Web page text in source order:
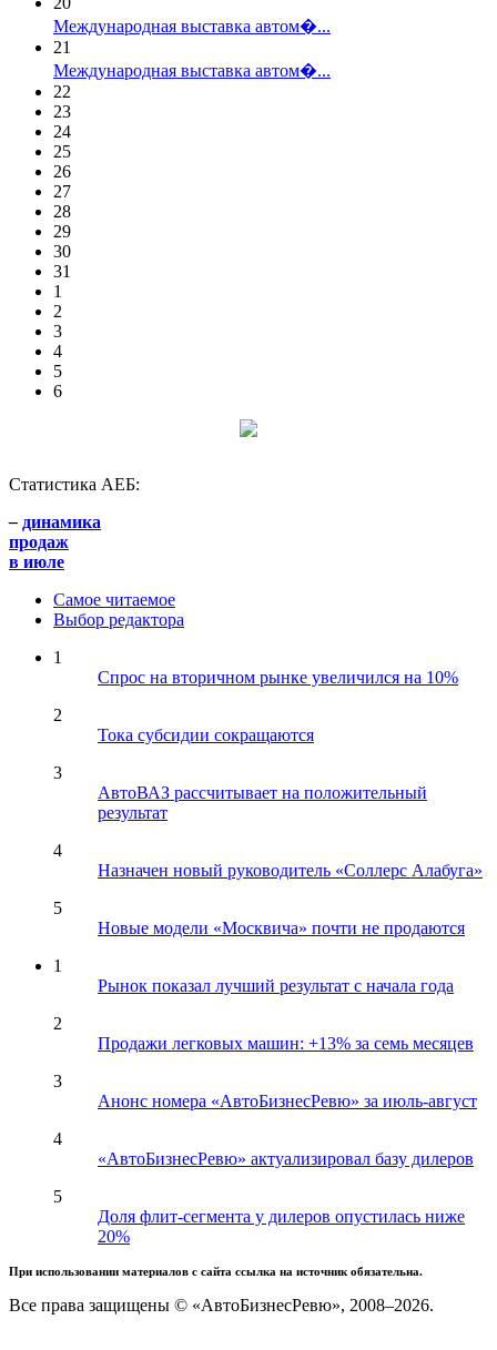
Международная выставка автом�...
21
Международная выставка автом�...
22
23
24
25
26
27
28
29
30
31
1
2
3
4
5
6
Статистика АЕБ:
– динамика
продаж
в июле
Самое читаемое
Выбор редактора
1
Спрос на вторичном рынке увеличился на 10%
2
Тока субсидии сокращаются
3
АвтоВАЗ рассчитывает на положительный
результат
4
Назначен новый руководитель «Соллерс Алабуга»
5
Новые модели «Москвича» почти не продаются
1
Рынок показал лучший результат с начала года
2
Продажи легковых машин: +13% за семь месяцев
3
Анонс номера «АвтоБизнесРевю» за июль-август
4
«АвтоБизнесРевю» актуализировал базу дилеров
5
Доля флит-сегмента у дилеров опустилась ниже
20%
При использовании материалов с сайта ссылка на источник обязательна.
Все права защищены © «АвтоБизнесРевю», 2008–2026.